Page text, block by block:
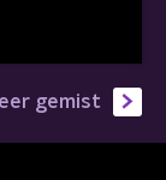
gemist